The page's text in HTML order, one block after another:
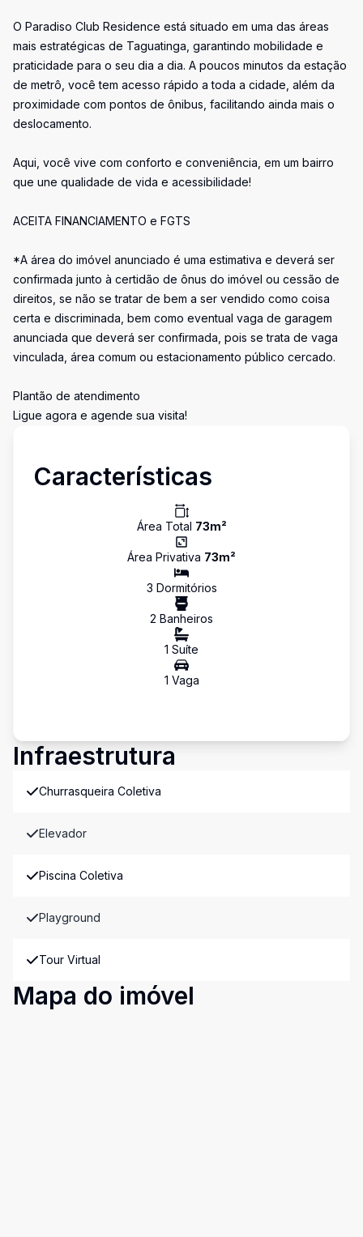
O Paradiso Club Residence está situado em uma das áreas
mais estratégicas de Taguatinga, garantindo mobilidade e
praticidade para o seu dia a dia. A poucos minutos da estação
de metrô, você tem acesso rápido a toda a cidade, além da
proximidade com pontos de ônibus, facilitando ainda mais o
deslocamento.
Aqui, você vive com conforto e conveniência, em um bairro
que une qualidade de vida e acessibilidade!
ACEITA FINANCIAMENTO e FGTS
*A área do imóvel anunciado é uma estimativa e deverá ser
confirmada junto à certidão de ônus do imóvel ou cessão de
direitos, se não se tratar de bem a ser vendido como coisa
certa e discriminada, bem como eventual vaga de garagem
anunciada que deverá ser confirmada, pois se trata de vaga
vinculada, área comum ou estacionamento público cercado.
Plantão de atendimento
Ligue agora e agende sua visita!
Características
Área Total 73m²
Área Privativa 73m²
3 Dormitórios
2 Banheiros
1 Suíte
1 Vaga
Infraestrutura
Churrasqueira Coletiva
Elevador
Piscina Coletiva
Playground
Tour Virtual
Mapa do imóvel